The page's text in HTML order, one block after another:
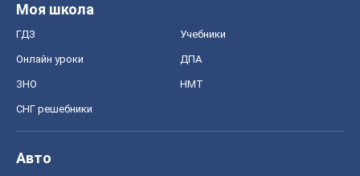
Моя школа
ГДЗ Учебники
Онлайн уроки ДПА
ЗНО НМТ
СНГ решебники
Авто